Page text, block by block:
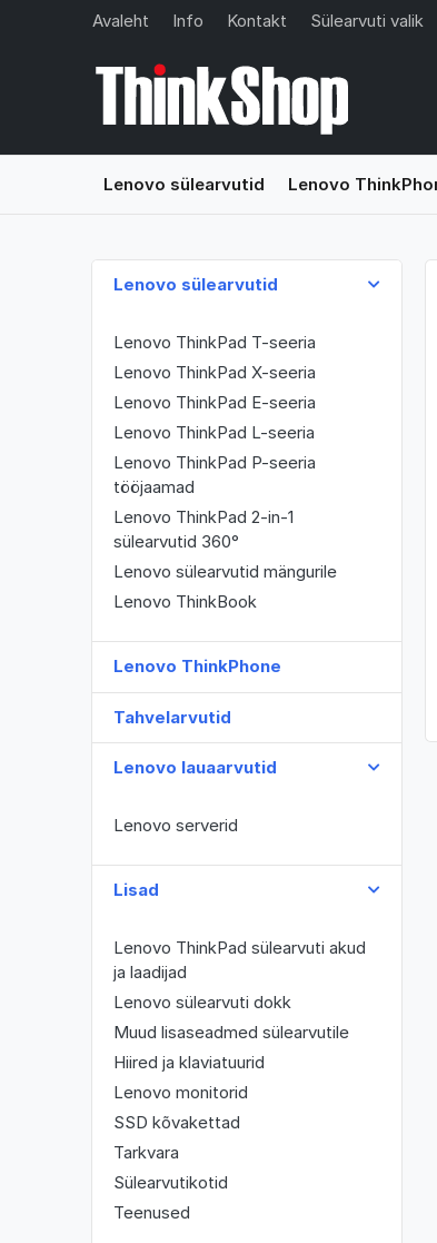
Avaleht Info Kontakt Sülearvuti valik
Lenovo sülearvutid Lenovo
Lenovo sülearvutid
Lenovo ThinkPad T-seeria
Lenovo ThinkPad X-seeria
Lenovo ThinkPad E-seeria
Lenovo ThinkPad L-seeria
Lenovo ThinkPad P-seeria
tööjaamad
Lenovo ThinkPad 2-in-1
sülearvutid 360°
Lenovo sülearvutid mängurile
Lenovo ThinkBook
Lenovo ThinkPhone
Tahvelarvutid
Lenovo lauaarvutid
Lenovo serverid
Lisad
Lenovo ThinkPad sülearvuti akud
ja laadijad
Lenovo sülearvuti dokk
Muud lisaseadmed sülearvutile
Hiired ja klaviatuurid
Lenovo monitorid
SSD kõvakettad
Tarkvara
Sülearvutikotid
Teenused